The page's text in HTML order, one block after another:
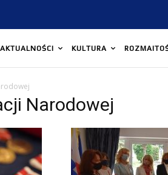
AKTUALNOŚCI KULTURA
Narodowej